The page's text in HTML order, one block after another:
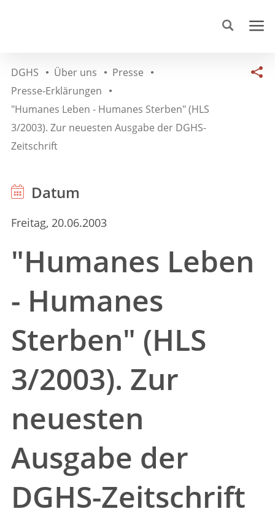
DGHS Über uns
Presse
Presse-Erklärungen
"Humanes Leben - Humanes Sterben" (HLS
3/2003). Zur neuesten Ausgabe der DGHS-
Zeitschrift
Datum
Freitag, 20.06.2003
"Humanes Leben
- Humanes
Sterben" (HLS
3/2003). Zur
neuesten
Ausgabe der
DGHS-Zeitschrift